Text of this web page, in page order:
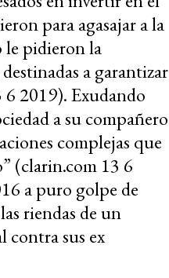
para agasajar a la
le pidieron la
a garantizar
2019). Exudando
a su compañero
complejas que
(clarin.com 13 6
a puro golpe de
riendas de un
contra sus ex